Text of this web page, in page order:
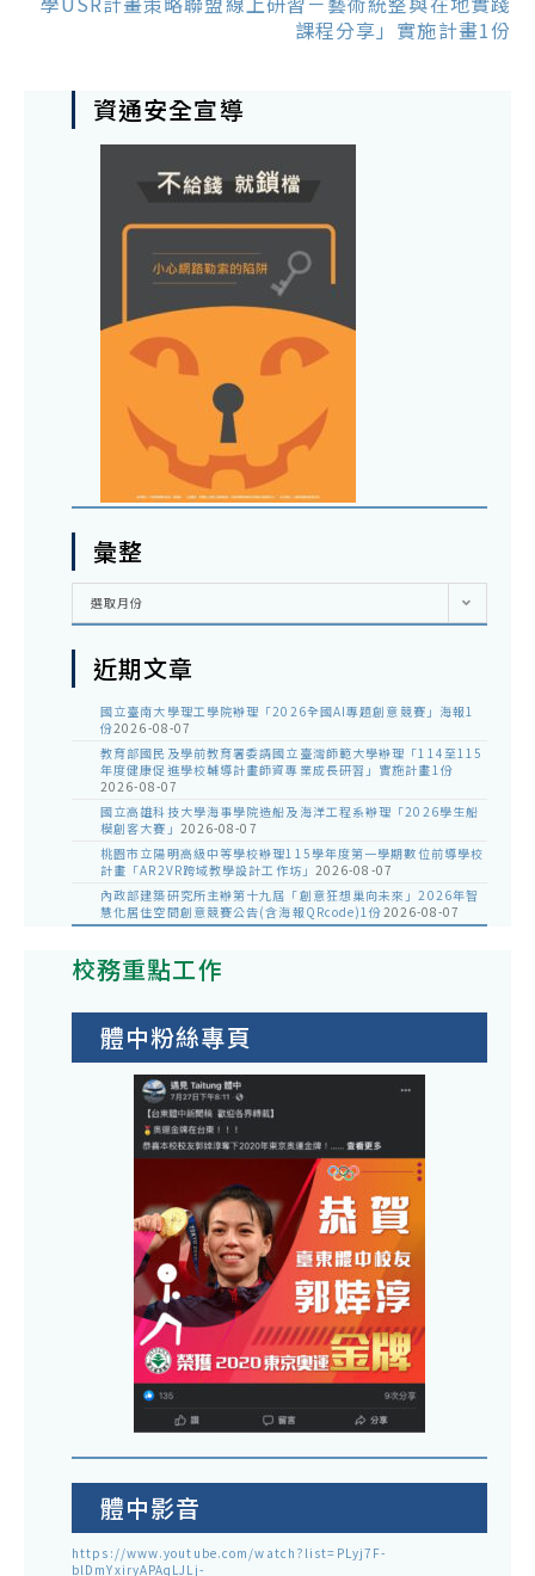
課程分享」實施計畫1份
資通安全宣導
彙整
彙
選取月份
近期文章
國立臺南大學理工學院辦理「2026全國AI專題創意競賽」海報1
份2026-08-07
教育部國民及學前教育署委請國立臺灣師範大學辦理「114至115
年度健康促進學校輔導計畫師資專業成長研習」實施計畫1份
2026-08-07
國立高雄科技大學海事學院造船及海洋工程系辦理「2026學生船
模創客大賽」 2026-08-07
桃園市立陽明高級中等學校辦理115學年度第一學期數位前導學校
計畫「AR2VR跨域教學設計工作坊」 2026-08-07
內政部建築研究所主辦第十九屆「創意狂想巢向未來」2026年智
慧化居住空間創意競賽公告(含海報QRcode)1份2026-08-07
校務重點工作
體中粉絲專頁
體中影音
https://www.youtube.com/watch?list=PLyj7F-
blDmYxiryAPAqLJLj-